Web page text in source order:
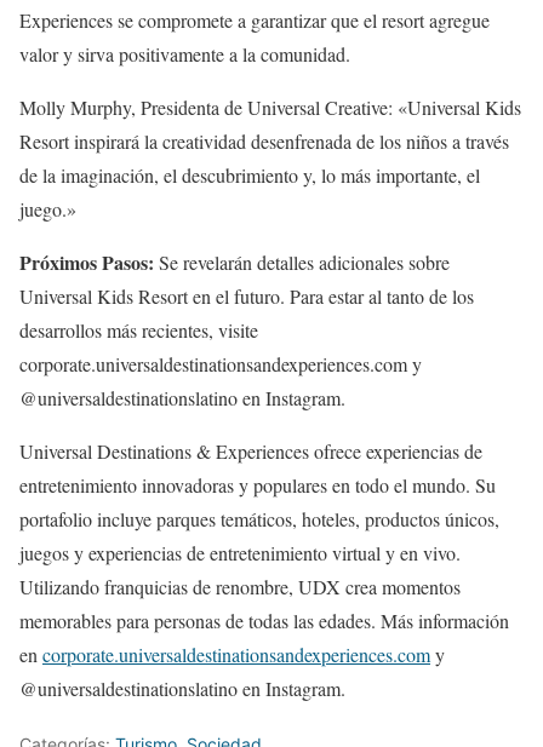
Experiences se compromete a garantizar que el resort agregue
valor y sirva positivamente a la comunidad.
Molly Murphy, Presidenta de Universal Creative: «Universal Kids
Resort inspirará la creatividad desenfrenada de los niños a través
de la imaginación, el descubrimiento y, lo más importante, el
juego.»
Próximos Pasos: Se revelarán detalles adicionales sobre
Universal Kids Resort en el futuro. Para estar al tanto de los
desarrollos más recientes, visite
corporate.universaldestinationsandexperiences.com y
@universaldestinationslatino en Instagram.
Universal Destinations & Experiences ofrece experiencias de
entretenimiento innovadoras y populares en todo el mundo. Su
portafolio incluye parques temáticos, hoteles, productos únicos,
juegos y experiencias de entretenimiento virtual y en vivo.
Utilizando franquicias de renombre, UDX crea momentos
memorables para personas de todas las edades. Más información
en corporate.universaldestinationsandexperiences.comy
@universaldestinationslatino en Instagram.